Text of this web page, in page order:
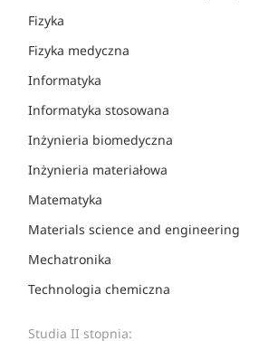
Fizyka
Fizyka medyczna
Informatyka
Informatyka stosowana
Inżynieria biomedyczna
Inżynieria materiałowa
Matematyka
Materials science and engineering
Mechatronika
Technologia chemiczna
Studia II stopnia: